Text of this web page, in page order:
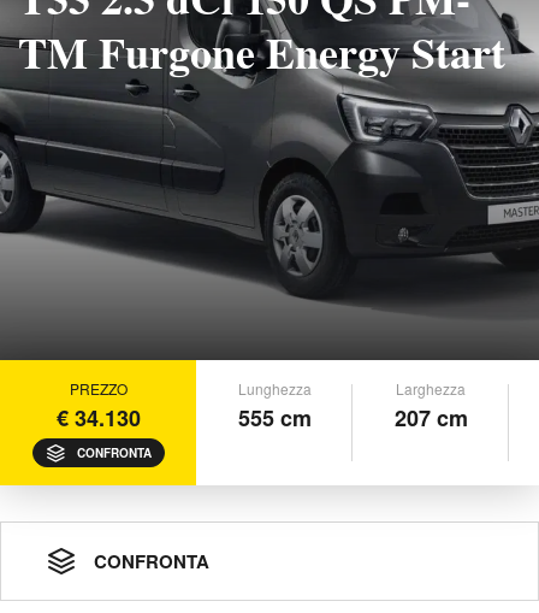
TM Furgone Energy Start
PREZZO
€ 34.130
CONFRONTA
Lunghezza
555 cm
Larghezza
207 cm
CONFRONTA